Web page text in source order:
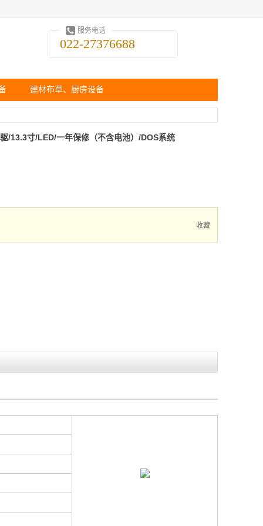
服务电话
022-27376688
建材布草、厨房设备
/13.3寸/LED/一年保修（不含电池）/DOS系统
收藏